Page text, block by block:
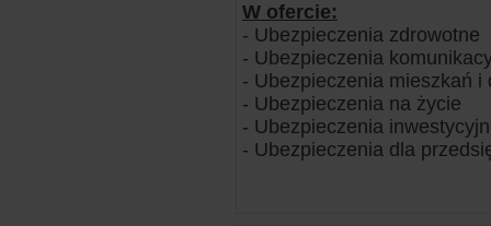
W ofercie:
- Ubezpieczenia zdrowotne
- Ubezpieczenia
- Ubezpieczenia mieszkań i
- Ubezpieczenia na życie
- Ubezpieczenia
- Ubezpieczenia dla